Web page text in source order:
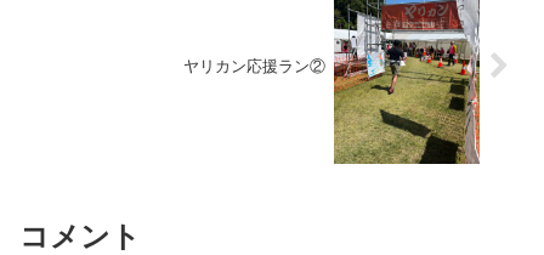
ヤリカン応援ラン②
コメント